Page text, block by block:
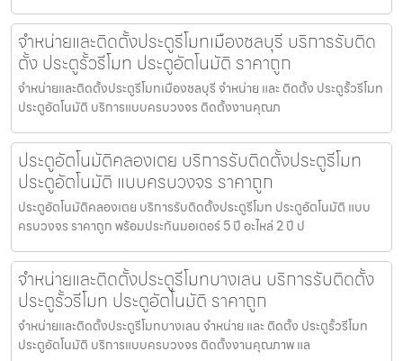
จำหน่ายและติดตั้งประตูรีโมทเมืองชลบุรี บริการรับติด
ตั้ง ประตูรั้วรีโมท ประตูอัตโนมัติ ราคาถูก
จำหน่ายและติดตั้งประตูรีโมทเมืองชลบุรี จำหน่าย และ ติดตั้ง ประตูรั้วรีโมท
ประตูอัตโนมัติ บริการแบบครบวงจร ติดตั้งงานคุณภ
ประตูอัตโนมัติคลองเตย บริการรับติดตั้งประตูรีโมท
ประตูอัตโนมัติ แบบครบวงจร ราคาถูก
ประตูอัตโนมัติคลองเตย บริการรับติดตั้งประตูรีโมท ประตูอัตโนมัติ แบบ
ครบวงจร ราคาถูก พร้อมประกันมอเตอร์ 5 ปี อะไหล่ 2 ปี ป
จำหน่ายและติดตั้งประตูรีโมทบางเลน บริการรับติดตั้ง
ประตูรั้วรีโมท ประตูอัตโนมัติ ราคาถูก
จำหน่ายและติดตั้งประตูรีโมทบางเลน จำหน่าย และ ติดตั้ง ประตูรั้วรีโมท
ประตูอัตโนมัติ บริการแบบครบวงจร ติดตั้งงานคุณภาพ แล